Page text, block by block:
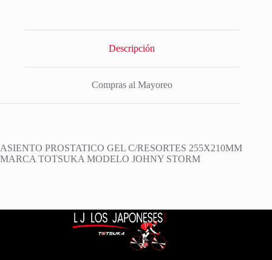
Descripción
Compras al Mayoreo
ASIENTO PROSTATICO GEL C/RESORTES 255X210MM
MARCA TOTSUKA MODELO JOHNY STORM